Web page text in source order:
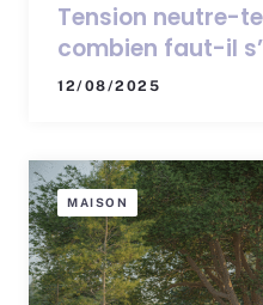
Tension neutre-
combien faut-il
12/08/2025
MAISON